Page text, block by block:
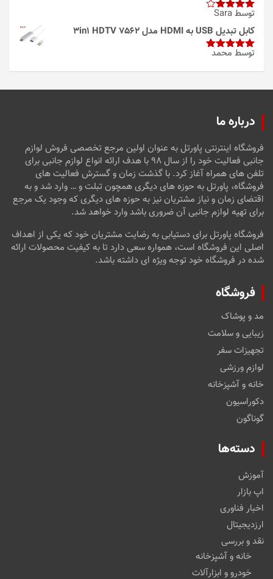
امتیاز4
از 5
توسط Sara
کابل تبدیل USB به HDMI مدل 3in1 HDTV 7562
امتیاز5از
توسط محمد
درباره ما
فروشگاه اینترنتی پاورتل به عنوان اولین مرجع تخصصی فروش لوازم
جانبی فعالیت خود را از سال ۹۸ با هدف ارائه انواع لوازم جانبی برای
تلفن های همراه آغاز کرد. با گذشت زمان و گسترش فعالیت های
فروشگاه، پاورتل به حوزه های دیگری همچون تبلت و … وارد شد و به
اقتضای زمان و نیاز مشتریان نیز به حوزه های دیگری که وجود یک مرجع
برای تهیه لوازم جانبی آن ضروری باشد وارد خواهد شد.
فروشگاه پاورتل برای دستیابی به رضایت مشتریان خود که یکی از اهداف
اصلی این فروشگاه است، همواره سعی دارد تا به کیفیت محصولات ارائه
شده در فروشگاه خود توجه ویژه ای داشته باشد.
فروشگاه
مد و پوشاک
زیبایی و سلامت
تجهیزات سفر
لوازم ورزشی
خانه و آشپزخانه
دکوراسیون
گوناگون
دسته‌ها
آموزش
اپ بازار
اخبار فناوری
ارزدیجیتال
نقد و بررسی
خانه و آشپزخانه
خودرو و ابزارآلات